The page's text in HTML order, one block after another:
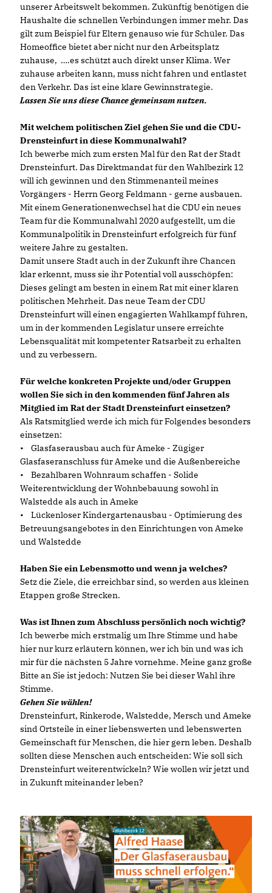
unserer Arbeitswelt bekommen. Zukünftig benötigen die
Haushalte die schnellen Verbindungen immer mehr. Das
gilt zum Beispiel für Eltern genauso wie für Schüler. Das
Homeoffice bietet aber nicht nur den Arbeitsplatz
zuhause, ….es schützt auch direkt unser Klima. Wer
zuhause arbeiten kann, muss nicht fahren und entlastet
den Verkehr. Das ist eine klare Gewinnstrategie.
Lassen Sie uns diese Chance gemeinsam nutzen.
Mit welchem politischen Ziel gehen Sie und die CDU-
Drensteinfurt in diese Kommunalwahl?
Ich bewerbe mich zum ersten Mal für den Rat der Stadt
Drensteinfurt. Das Direktmandat für den Wahlbezirk 12
will ich gewinnen und den Stimmenanteil meines
Vorgängers - Herrn Georg Feldmann - gerne ausbauen.
Mit einem Generationenwechsel hat die CDU ein neues
Team für die Kommunalwahl 2020 aufgestellt, um die
Kommunalpolitik in Drensteinfurt erfolgreich für fünf
weitere Jahre zu gestalten.
Damit unsere Stadt auch in der Zukunft ihre Chancen
klar erkennt, muss sie ihr Potential voll ausschöpfen:
Dieses gelingt am besten in einem Rat mit einer klaren
politischen Mehrheit. Das neue Team der CDU
Drensteinfurt will einen engagierten Wahlkampf führen,
um in der kommenden Legislatur unsere erreichte
Lebensqualität mit kompetenter Ratsarbeit zu erhalten
und zu verbessern.
Für welche konkreten Projekte und/oder Gruppen
wollen Sie sich in den kommenden fünf Jahren als
Mitglied im Rat der Stadt Drensteinfurt einsetzen?
Als Ratsmitglied werde ich mich für Folgendes besonders
einsetzen:
• Glasfaserausbau auch für Ameke - Zügiger
Glasfaseranschluss für Ameke und die Außenbereiche
• Bezahlbaren Wohnraum schaffen - Solide
Weiterentwicklung der Wohnbebauung sowohl in
Walstedde als auch in Ameke
• Lückenloser Kindergartenausbau - Optimierung des
Betreuungsangebotes in den Einrichtungen von Ameke
und Walstedde
Haben Sie ein Lebensmotto und wenn ja welches?
Setz die Ziele, die erreichbar sind, so werden aus kleinen
Etappen große Strecken.
Was ist Ihnen zum Abschluss persönlich noch wichtig?
Ich bewerbe mich erstmalig um Ihre Stimme und habe
hier nur kurz erläutern können, wer ich bin und was ich
mir für die nächsten 5 Jahre vornehme. Meine ganz große
Bitte an Sie ist jedoch: Nutzen Sie bei dieser Wahl ihre
Stimme.
Gehen Sie wählen!
Drensteinfurt, Rinkerode, Walstedde, Mersch und Ameke
sind Ortsteile in einer liebenswerten und lebenswerten
Gemeinschaft für Menschen, die hier gern leben. Deshalb
sollten diese Menschen auch entscheiden: Wie soll sich
Drensteinfurt weiterentwickeln? Wie wollen wir jetzt und
in Zukunft miteinander leben?